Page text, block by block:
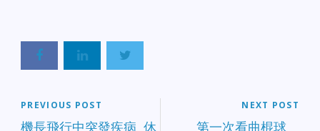
PREVIOUS POST
機長飛行中突發疾病 休
NEXT POST
第一次看曲棍球